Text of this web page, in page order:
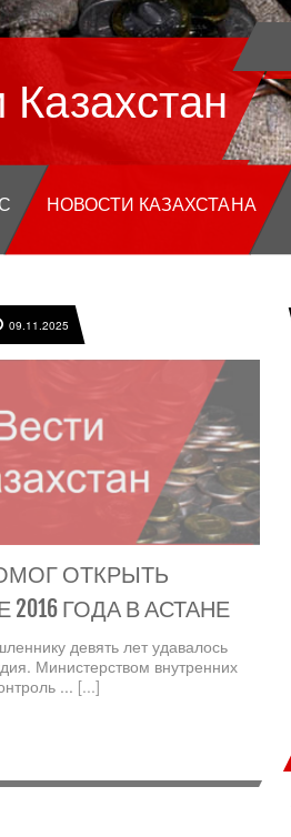
Казахстан
НОВОСТИ КАЗАХСТАНА
09.11.2025
ОТКРЫТЬ
ГОДА В АСТАНЕ
девять лет удавалось
Министерством внутренних
... [...]